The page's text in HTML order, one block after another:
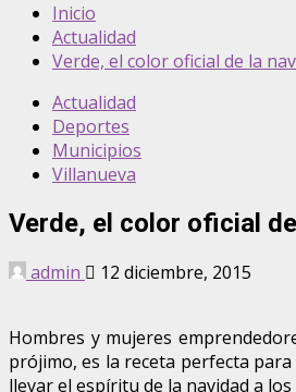
Inicio
Actualidad
Verde, el color oficial de la
Actualidad
Deportes
Municipios
Villanueva
Verde, el color oficial
admin 12 diciembre, 2015
Hombres y mujeres
prójimo, es la receta perfecta
llevar el espíritu de la navidad a